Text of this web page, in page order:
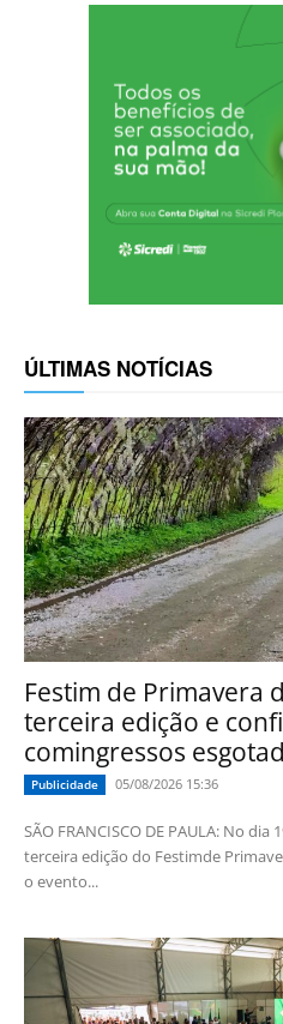
ÚLTIMAS NOTÍCIAS
Festim de Primavera
terceira edição e
comingressos
Publicidade 05/08/2026 15:36
SÃO FRANCISCO DE PAULA: No
terceira edição do Festimde
o evento...